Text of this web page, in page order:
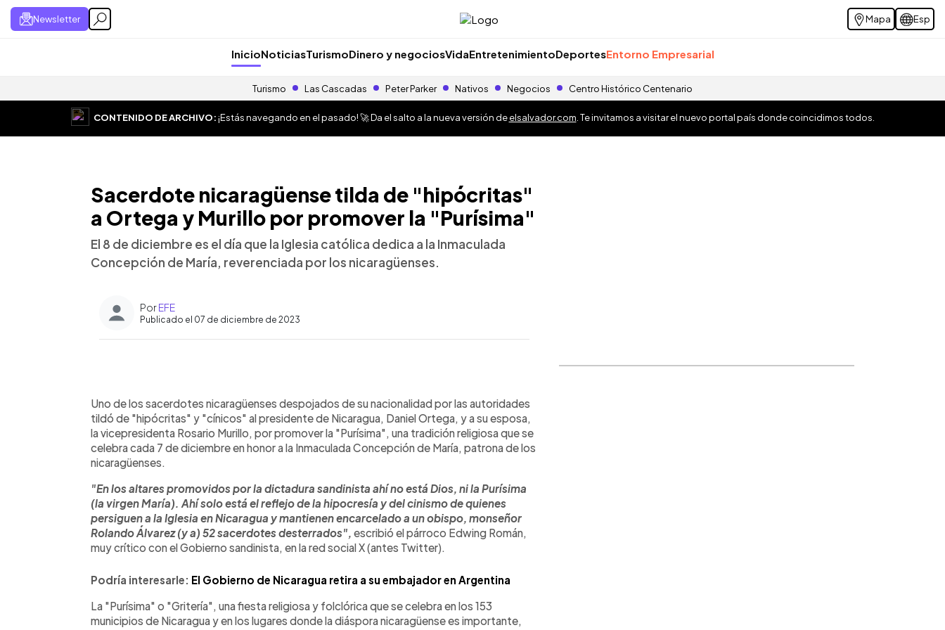
Newsletter Mapa Esp
InicioNoticiasTurismoDinero y negociosVidaEntretenimientoDeportesEntorno Empresarial
Turismo Las Cascadas Peter Parker Nativos Negocios Centro Histórico Centenario
CONTENIDO DE ARCHIVO:¡Estás navegando en el pasado! 🚀 Da el salto a la nueva versión deelsalvador.com . Te invitamos a visitar el nuevo portal país donde coincidimos todos.
Sacerdote nicaragüense tilda de "hipócritas"
a Ortega y Murillo por promover la "Purísima"
El 8 de diciembre es el día que la Iglesia católica dedica a la Inmaculada
Concepción de María, reverenciada por los nicaragüenses.
PorEFE
Publicado el 07 de diciembre de 2023
Escuchar artículo
Uno de los sacerdotes nicaragüenses despojados de su nacionalidad por las autoridades
tildó de "hipócritas" y "cínicos" al presidente de Nicaragua, Daniel Ortega, y a su esposa,
la vicepresidenta Rosario Murillo, por promover la "Purísima", una tradición religiosa que se
celebra cada 7 de diciembre en honor a la Inmaculada Concepción de María, patrona de los
nicaragüenses.
"En los altares promovidos por la dictadura sandinista ahí no está Dios, ni la Purísima
(la virgen María). Ahí solo está el reflejo de la hipocresía y del cinismo de quienes
persiguen a la Iglesia en Nicaragua y mantienen encarcelado a un obispo, monseñor
Rolando Álvarez (y a) 52 sacerdotes desterrados", escribió el párroco Edwing Román,
muy crítico con el Gobierno sandinista, en la red social X (antes Twitter).
Podría interesarle: El Gobierno de Nicaragua retira a su embajador en Argentina
La "Purísima" o "Gritería", una fiesta religiosa y folclórica que se celebra en los 153
municipios de Nicaragua y en los lugares donde la diáspora nicaragüense es importante,